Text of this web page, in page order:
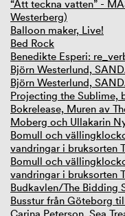
“Att teckna vatten” -
Westerberg)
Balloon maker, Live!
Bed Rock
Benedikte Esperi:
Björn Westerlund,
Björn Westerlund,
Projecting the Sublime,
Bokrelease, Muren av
Moberg och Ullakarin
Bomull och
vandringar i bruksorten
Bomull och
vandringar i bruksorten
Budkavlen/The Bidding
Busstur från Göteborg
Carina Peterson, Sea